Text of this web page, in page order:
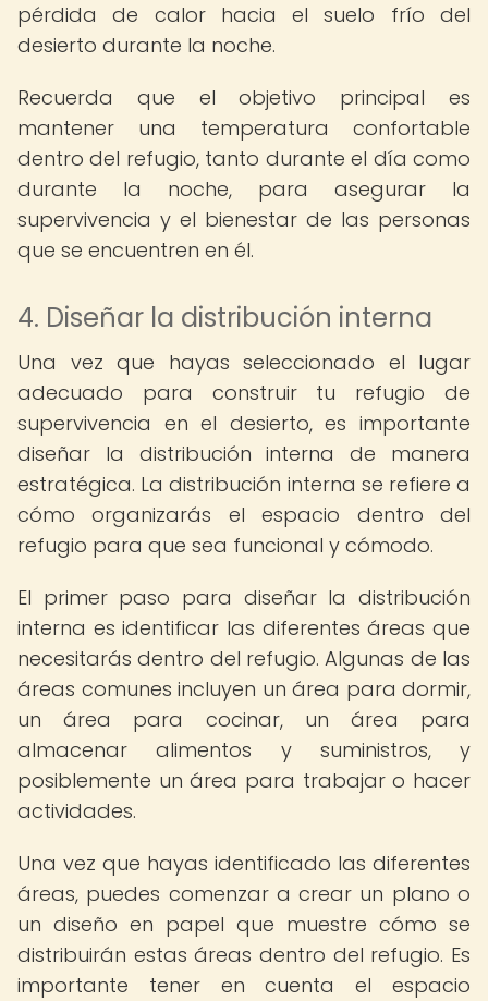
pérdida de calor hacia el suelo frío del
desierto durante la noche.
Recuerda que el objetivo principal es
mantener una temperatura confortable
dentro del refugio, tanto durante el día como
durante la noche, para asegurar la
supervivencia y el bienestar de las personas
que se encuentren en él.
4. Diseñar la distribución interna
Una vez que hayas seleccionado el lugar
adecuado para construir tu refugio de
supervivencia en el desierto, es importante
diseñar la distribución interna de manera
estratégica. La distribución interna se refiere a
cómo organizarás el espacio dentro del
refugio para que sea funcional y cómodo.
El primer paso para diseñar la distribución
interna es identificar las diferentes áreas que
necesitarás dentro del refugio. Algunas de las
áreas comunes incluyen un área para dormir,
un área para cocinar, un área para
almacenar alimentos y suministros, y
posiblemente un área para trabajar o hacer
actividades.
Una vez que hayas identificado las diferentes
áreas, puedes comenzar a crear un plano o
un diseño en papel que muestre cómo se
distribuirán estas áreas dentro del refugio. Es
importante tener en cuenta el espacio